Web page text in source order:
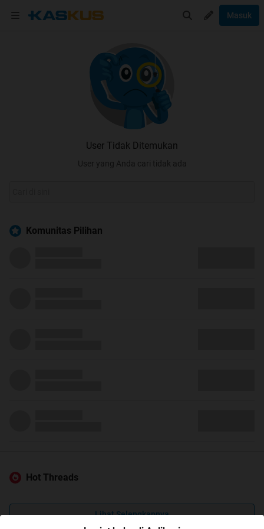
Masuk
User Tidak Ditemukan
User yang Anda cari tidak ada
Komunitas Pilihan
Hot Threads
Lihat Selengkapnya